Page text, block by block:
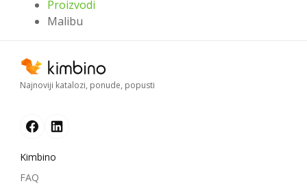
Proizvodi
Malibu
Najnoviji katalozi, ponude, popusti
Kimbino
FAQ